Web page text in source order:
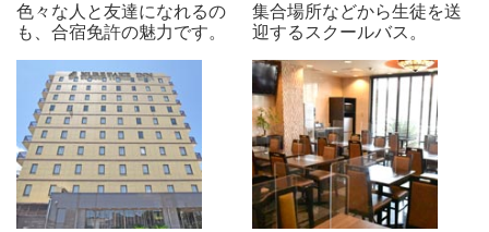
色々な人と友達になれるの
も、合宿免許の魅力です。
集合場所などから生徒を送
迎するスクールバス。